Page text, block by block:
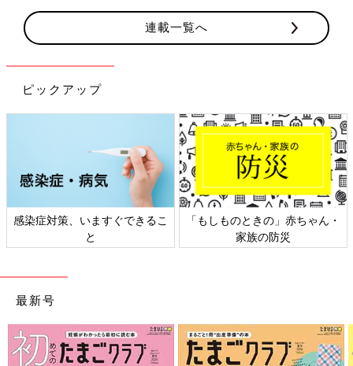
連載一覧へ
ピックアップ
感染症対策、いますぐできるこ
と
「もしものときの」赤ちゃん・
家族の防災
最新号